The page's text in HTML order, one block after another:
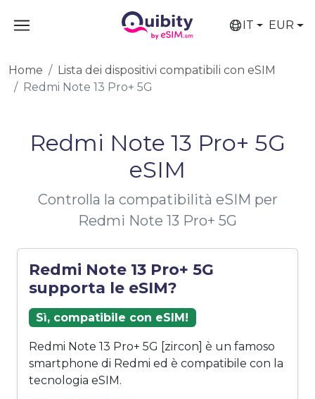
IT EUR
Home
Lista dei dispositivi compatibili con eSIM
Redmi Note 13 Pro+ 5G
Redmi Note 13 Pro+ 5G
eSIM
Controlla la compatibilità eSIM per
Redmi Note 13 Pro+ 5G
Redmi Note 13 Pro+ 5G
supporta le eSIM?
Sì, compatibile con eSIM!
Redmi Note 13 Pro+ 5G [zircon] è un famoso
smartphone di Redmi ed è compatibile con la
tecnologia eSIM.